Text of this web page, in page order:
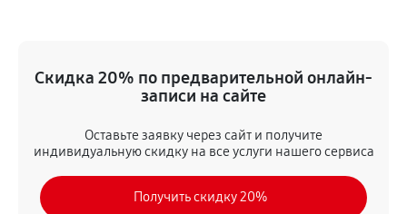
Скидка 20% по предварительной онлайн-
записи на сайте
Оставьте заявку через сайт и получите
индивидуальную скидку на все услуги нашего сервиса
Получить скидку 20%